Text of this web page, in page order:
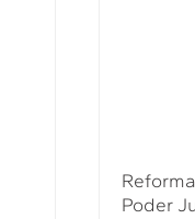
Poder